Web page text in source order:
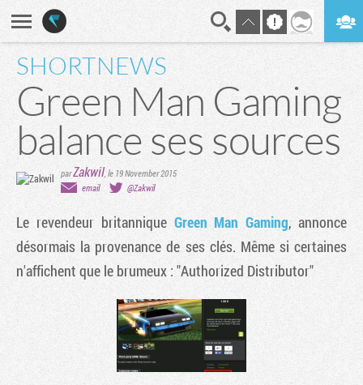
SHORTNEWS
Green Man Gaming
balance ses sources
parZakwil,le 19 November 2015
email
@Zakwil
Le revendeur britannique Green Man Gaming, annonce
désormais la provenance de ses clés. Même si certaines
n'affichent que le brumeux : "Authorized Distributor"